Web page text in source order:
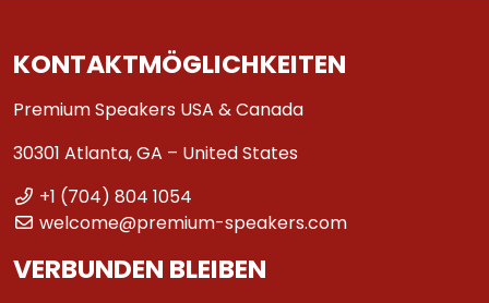
KONTAKTMÖGLICHKEITEN
Premium Speakers USA & Canada
30301 Atlanta, GA – United States
+1 (704) 804 1054
welcome@premium-speakers.com
VERBUNDEN BLEIBEN